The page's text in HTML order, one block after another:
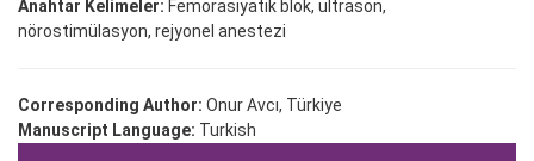
Anahtar Kelimeler: Femorasiyatik blok, ultrason,
nörostimülasyon, rejyonel anestezi
Corresponding Author: Onur Avcı, Türkiye
Manuscript Language: Turkish